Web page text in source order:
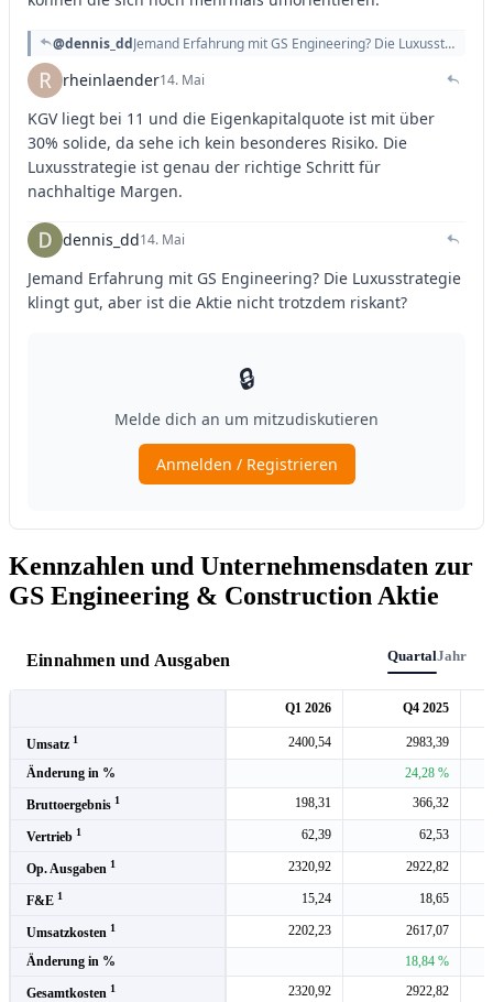
Kennzahlen und Unternehmensdaten zur
GS Engineering & Construction Aktie
Einnahmen und Ausgaben QuartalJahr
Q1 2026 Q4 2025
Umsatz 1 2400,54
2983,39
Änderung in %
24,28 %
Bruttoergebnis 1 198,31 366,32
Vertrieb 1 62,39 62,53
Op. Ausgaben 1 2320,92 2922,82
F&E 1 15,24 18,65
Umsatzkosten 1 2202,23
2617,07
Änderung in %
18,84 %
Gesamtkosten 1 2320,92 2922,82